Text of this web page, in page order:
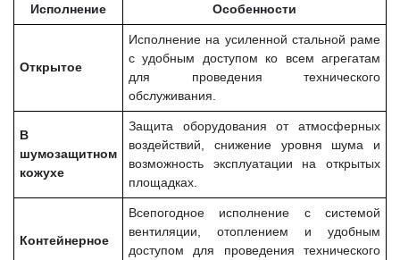
Исполнение Особенности
Открытое
Исполнение на усиленной стальной раме
с удобным доступом ко всем агрегатам
для проведения технического
обслуживания.
В
шумозащитном
кожухе
Защита оборудования от атмосферных
воздействий, снижение уровня шума и
возможность эксплуатации на открытых
площадках.
Контейнерное
Всепогодное исполнение с системой
вентиляции, отоплением и удобным
доступом для проведения технического